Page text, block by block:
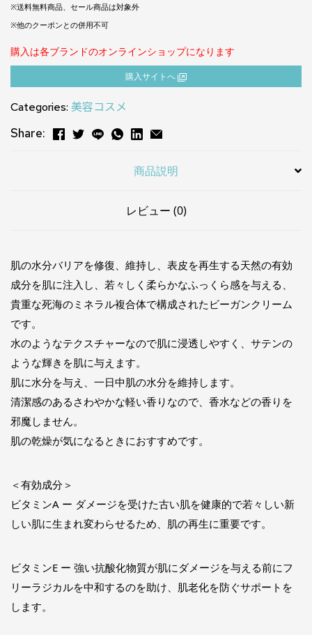
※送料無料商品、セール商品は対象外
※他のクーポンとの併用不可
購入は各ブランドのオンラインショップになります
購⼊サイトへ
Categories: 美容コスメ
Share:
商品説明
レビュー (0)
肌の水分バリアを修復、維持し、表皮を再生する天然の有効
成分を肌に注入し、若々しく柔らかなふっくら感を与える、
貴重な死海のミネラル複合体で構成されたビーガンクリーム
です。
水のようなテクスチャーなので肌に浸透しやすく、サテンの
ような輝きを肌に与えます。
肌に水分を与え、一日中肌の水分を維持します。
清潔感のあるさわやかな軽い香りなので、香水などの香りを
邪魔しません。
肌の乾燥が気になるときにおすすめです。
＜有効成分＞
ビタミンA ー ダメージを受けた古い肌を健康的で若々しい新
しい肌に生まれ変わらせるため、肌の再生に重要です。
ビタミンE ー 強い抗酸化物質が肌にダメージを与える前にフ
リーラジカルを中和するのを助け、肌老化を防ぐサポートを
します。